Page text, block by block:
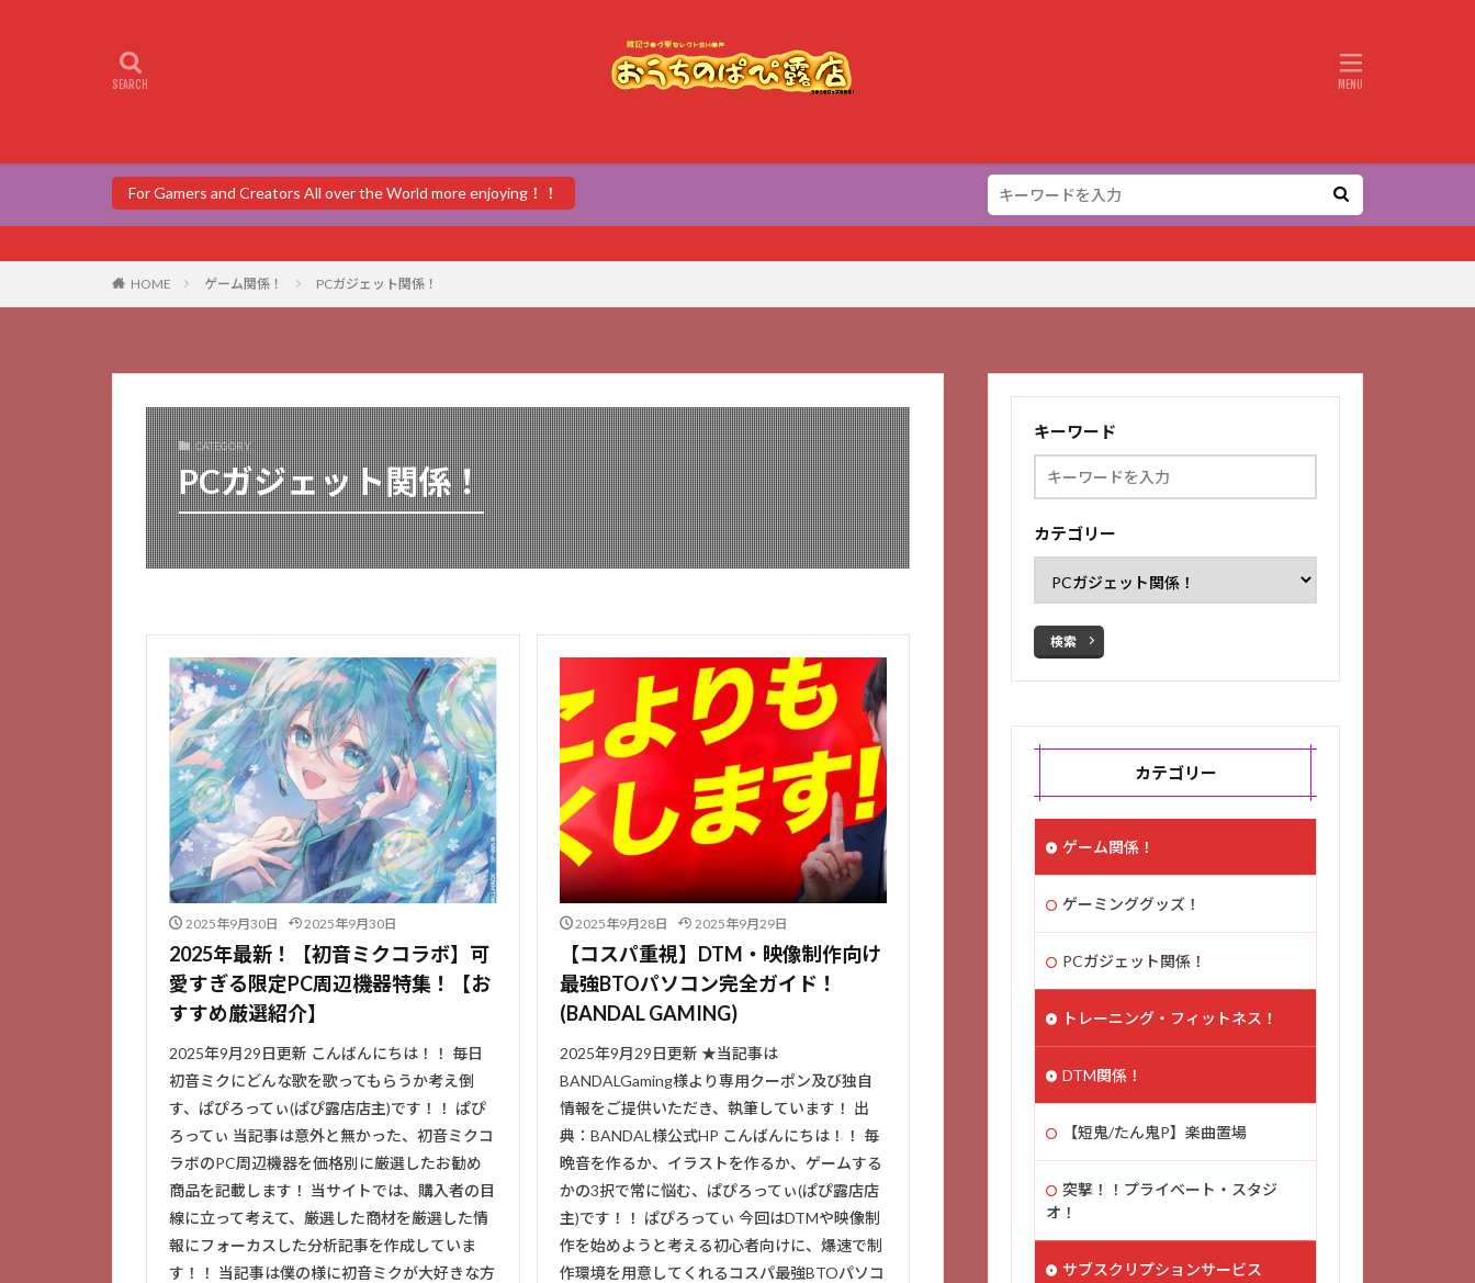
For Gamers and Creators All over the World more enjoying！！
HOME ゲーム関係！ PCガジェット関係！
CATEGORY
PCガジェット関係！
2025年9月30日 2025年9月30日
2025年最新！【初音ミクコラボ】可
愛すぎる限定PC周辺機器特集！【お
すすめ厳選紹介】
2025年9月29日更新 こんばんにちは！！ 毎日
初音ミクにどんな歌を歌ってもらうか考え倒
す、ぱぴろってぃ(ぱぴ露店店主)です！！ ぱぴ
ろってぃ 当記事は意外と無かった、初音ミクコ
ラボのPC周辺機器を価格別に厳選したお勧め
商品を記載します！ 当サイトでは、購入者の目
線に立って考えて、厳選した商材を厳選した情
報にフォーカスした分析記事を作成していま
す！！ 当記事は僕の様に初音ミクが大好きな方
2025年9月28日 2025年9月29日
【コスパ重視】DTM・映像制作向け
最強BTOパソコン完全ガイド！
(BANDAL GAMING)
2025年9月29日更新 ★当記事は
BANDALGaming様より専用クーポン及び独自
情報をご提供いただき、執筆しています！ 出
典：BANDAL様公式HP こんばんにちは！！ 毎
晩音を作るか、イラストを作るか、ゲームする
かの3択で常に悩む、ぱぴろってぃ(ぱぴ露店店
主)です！！ ぱぴろってぃ 今回はDTMや映像制
作を始めようと考える初心者向けに、爆速で制
作環境を用意してくれるコスパ最強BTOパソコ
キーワード
カテゴリー
検索
カテゴリー
ゲーム関係！
ゲーミンググッズ！
PCガジェット関係！
トレーニング・フィットネス！
DTM関係！
【短鬼/たん鬼P】楽曲置場
突撃！！プライベート・スタジ
オ！
サブスクリプションサービス